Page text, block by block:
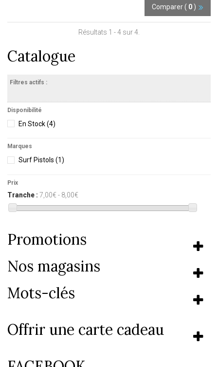
Comparer ( 0 )
Résultats 1 - 4 sur 4.
Catalogue
Filtres actifs :
Disponibilité
En Stock(4)
Marques
Surf Pistols (1)
Prix
Tranche : 7,00€ - 8,00€
Promotions
Nos magasins
Mots-clés
Offrir une carte cadeau